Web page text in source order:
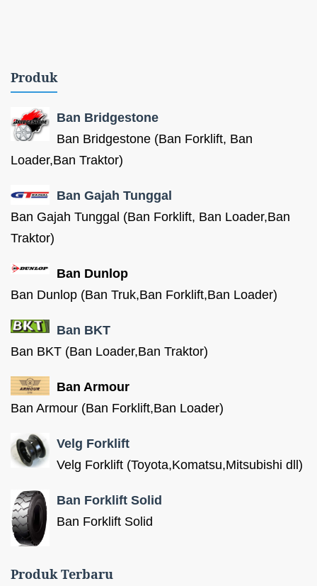
Produk
Ban Bridgestone
Ban Bridgestone (Ban Forklift, Ban
Loader,Ban Traktor)
Ban Gajah Tunggal
Ban Gajah Tunggal (Ban Forklift, Ban Loader,Ban
Traktor)
Ban Dunlop
Ban Dunlop (Ban Truk,Ban Forklift,Ban Loader)
Ban BKT
Ban BKT (Ban Loader,Ban Traktor)
Ban Armour
Ban Armour (Ban Forklift,Ban Loader)
Velg Forklift
Velg Forklift (Toyota,Komatsu,Mitsubishi dll)
Ban Forklift Solid
Ban Forklift Solid
Produk Terbaru